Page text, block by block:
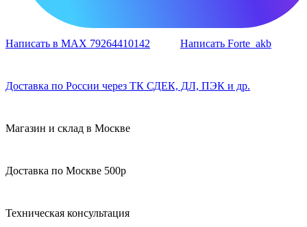
Написать в MAX 79264410142 Написать Forte_akb
Доставка по России через ТК СДЕК, ДЛ, ПЭК и др.
Магазин и склад в Москве
Доставка по Москве 500р
Техническая консультация